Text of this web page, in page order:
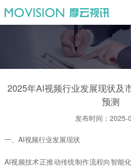
2025年AI视频行业发展现状及
预测
发布时间：2025-
一、AI视频行业发展现状
AI视频技术正推动传统制作流程向智能